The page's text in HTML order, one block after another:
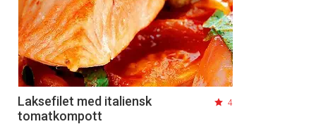
Laksefilet med italiensk
tomatkompott
4